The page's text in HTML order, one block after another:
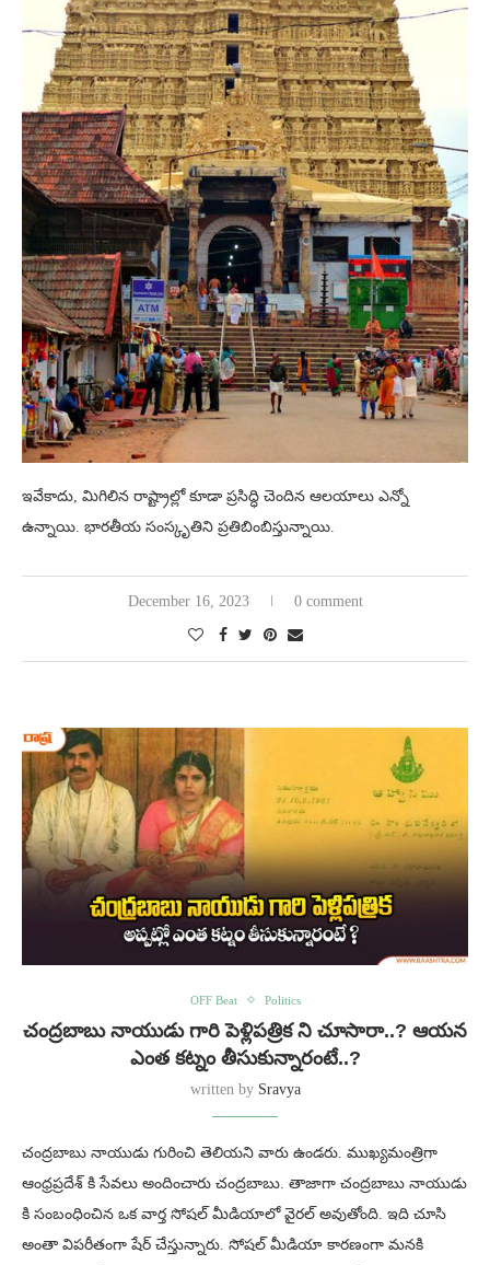
ఇవేకాదు, మిగిలిన రాష్ట్రాల్లో కూడా ప్రసిద్ధి చెందిన ఆలయాలు ఎన్నో
ఉన్నాయి. భారతీయ సంస్కృతిని ప్రతిబింబిస్తున్నాయి.
December 16, 2023 0 comment
OFF Beat Politics
చంద్రబాబు నాయుడు గారి పెళ్లిపత్రిక ని చూసారా..? ఆయన
ఎంత కట్నం తీసుకున్నారంటే..?
written by Sravya
చంద్రబాబు నాయుడు గురించి తెలియని వారు ఉండరు. ముఖ్యమంత్రిగా
ఆంధ్రప్రదేశ్ కి సేవలు అందించారు చంద్రబాబు. తాజాగా చంద్రబాబు నాయుడు
కి సంబంధించిన ఒక వార్త సోషల్ మీడియాలో వైరల్ అవుతోంది. ఇది చూసి
అంతా విపరీతంగా షేర్ చేస్తున్నారు. సోషల్ మీడియా కారణంగా మనకి